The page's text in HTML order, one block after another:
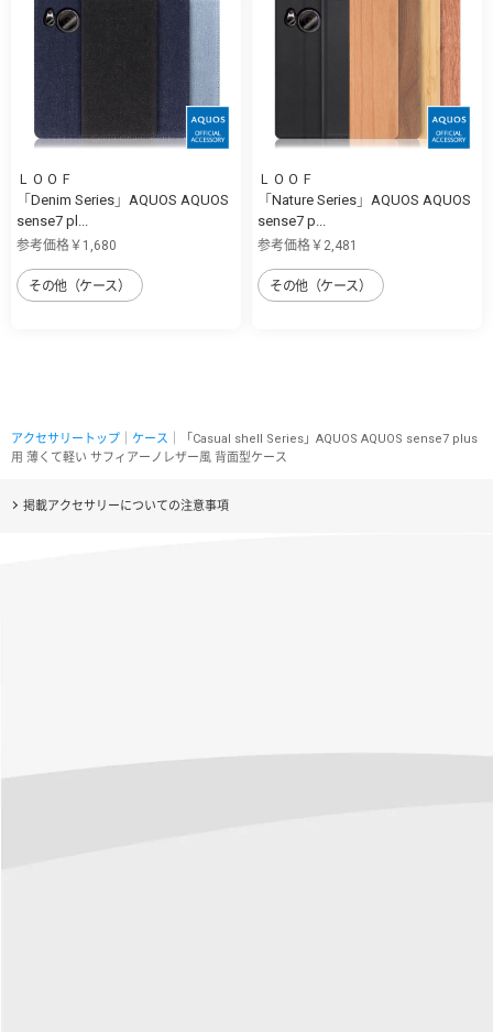
ＬＯＯＦ
「Denim Series」AQUOS AQUOS
sense7 pl...
参考価格￥1,680
その他（ケース）
ＬＯＯＦ
「Nature Series」AQUOS AQUOS
sense7 p...
参考価格￥2,481
その他（ケース）
アクセサリートップ ケース ｜「Casual shell Series」AQUOS AQUOS sense7 plus
用 薄くて軽い サフィアーノレザー風 背面型ケース
掲載アクセサリーについての注意事項